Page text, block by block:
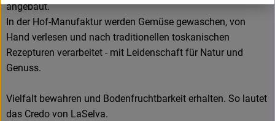
angebaut.
In der Hof-Manufaktur werden Gemüse gewaschen, von
Hand verlesen und nach traditionellen toskanischen
Rezepturen verarbeitet - mit Leidenschaft für Natur und
Genuss.
Vielfalt bewahren und Bodenfruchtbarkeit erhalten. So lautet
das Credo von LaSelva.